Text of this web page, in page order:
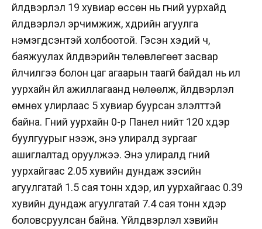
үйлдвэрлэл 19 хувиар өссөн нь гүний уурхайд
үйлдвэрлэл эрчимжиж, хүдрийн агуулга
нэмэгдсэнтэй холбоотой. Гэсэн хэдий ч,
баяжуулах үйлдвэрийн төлөвлөгөөт засвар
үйлчилгээ болон цаг агаарын таагүй байдал нь ил
уурхайн үйл ажиллагаанд нөлөөлж, үйлдвэрлэл
өмнөх улирлаас 5 хувиар буурсан үзүүлэлттэй
байна. Гүний уурхайн 0-р Панел нийт 120 хүдэр
буулгуурыг нээж, энэ улиралд зургааг
ашиглалтад оруулжээ. Энэ улиралд гүний
уурхайгаас 2.05 хувийн дундаж зэсийн
агуулгатай 1.5 сая тонн хүдэр, ил уурхайгаас 0.39
хувийн дундаж агуулгатай 7.4 сая тонн хүдэр
боловсруулсан байна. Үйлдвэрлэл хэвийн